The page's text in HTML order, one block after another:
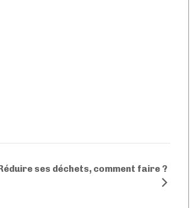
ses déchets, comment faire ?